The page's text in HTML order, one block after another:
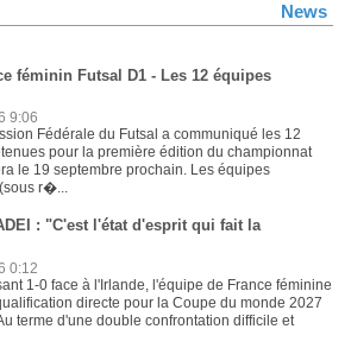
News
féminin Futsal D1 - Les 12 équipes
9:06
Fédérale du Futsal a communiqué les 12
pour la première édition du championnat
le 19 septembre prochain. Les équipes
r�...
: "C'est l'état d'esprit qui fait la
0:12
1-0 face à l'Irlande, l'équipe de France féminine
directe pour la Coupe du monde 2027
terme d'une double confrontation difficile et